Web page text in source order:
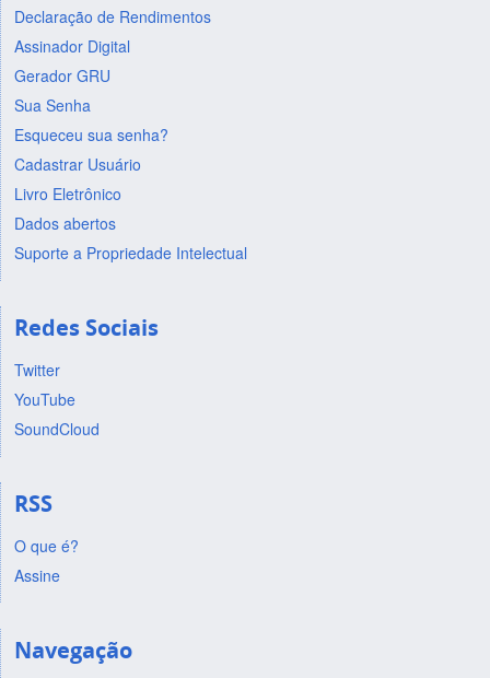
Declaração de Rendimentos
Assinador Digital
Gerador GRU
Sua Senha
Esqueceu sua senha?
Cadastrar Usuário
Livro Eletrônico
Dados abertos
Suporte a Propriedade Intelectual
Redes Sociais
Twitter
YouTube
SoundCloud
RSS
O que é?
Assine
Navegação